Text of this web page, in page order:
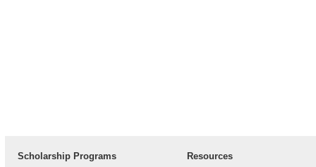
Scholarship Programs Resources